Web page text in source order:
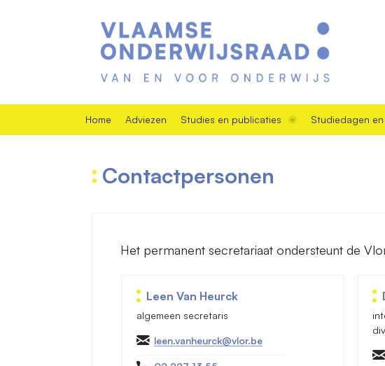
Home Adviezen Studies en publicaties Studiedagen en
Contactpersonen
Het permanent secretariaat ondersteunt de
Leen Van Heurck
algemeen secretaris
leen.vanheurck@vlor.be